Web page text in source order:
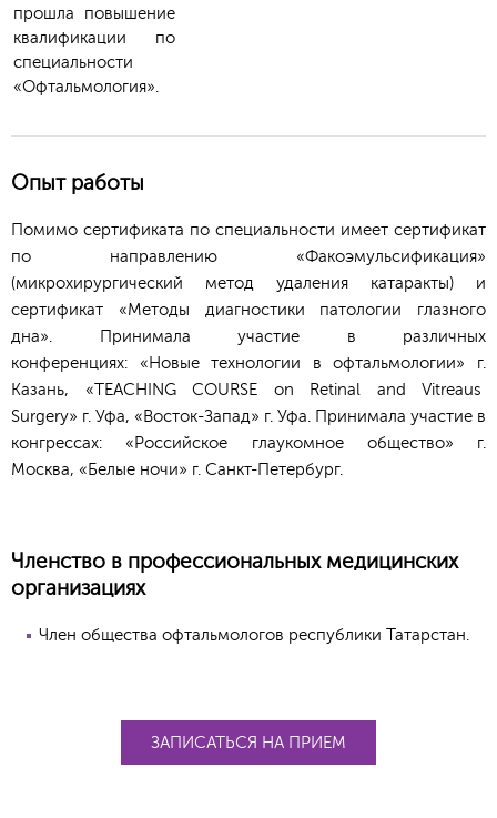
прошла повышение
квалификации по
специальности
«Офтальмология».
Опыт работы
Помимо сертификата по специальности имеет сертификат
по направлению «Факоэмульсификация»
(микрохирургический метод удаления катаракты) и
сертификат «Методы диагностики патологии глазного
дна». Принимала участие в различных
конференциях: «Новые технологии в офтальмологии» г.
Казань, «TEACHING COURSE on Retinal and Vitreaus
Surgery» г. Уфа, «Восток-Запад» г. Уфа. Принимала участие в
конгрессах: «Российское глаукомное общество» г.
Москва, «Белые ночи» г. Санкт-Петербург.
Членство в профессиональных медицинских
организациях
Член общества офтальмологов республики Татарстан.
ЗАПИСАТЬСЯ НА ПРИЕМ